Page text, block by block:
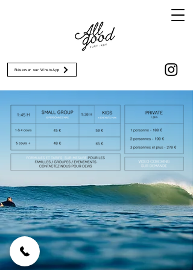
Réserver sur WhatsApp